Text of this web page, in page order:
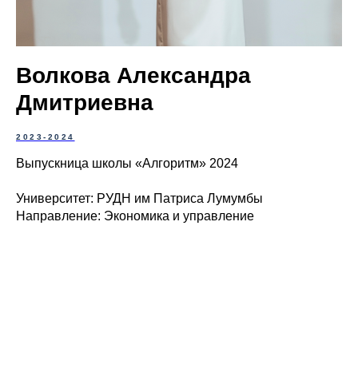
Волкова Александра
Дмитриевна
2023-2024
Выпускница школы «Алгоритм» 2024
Университет: РУДН им Патриса Лумумбы
Направление: Экономика и управление